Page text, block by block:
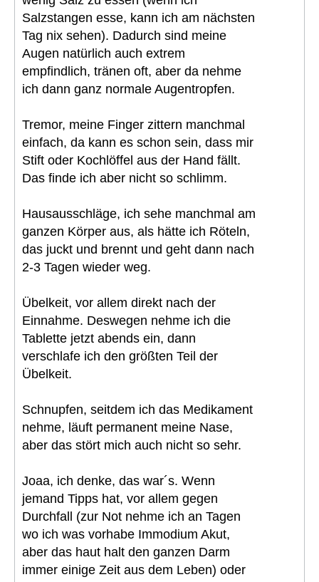
Salzstangen esse, kann ich am nächsten
Tag nix sehen). Dadurch sind meine
Augen natürlich auch extrem
empfindlich, tränen oft, aber da nehme
ich dann ganz normale Augentropfen.
Tremor, meine Finger zittern manchmal
einfach, da kann es schon sein, dass mir
Stift oder Kochlöffel aus der Hand fällt.
Das finde ich aber nicht so schlimm.
Hausausschläge, ich sehe manchmal am
ganzen Körper aus, als hätte ich Röteln,
das juckt und brennt und geht dann nach
2-3 Tagen wieder weg.
Übelkeit, vor allem direkt nach der
Einnahme. Deswegen nehme ich die
Tablette jetzt abends ein, dann
verschlafe ich den größten Teil der
Übelkeit.
Schnupfen, seitdem ich das Medikament
nehme, läuft permanent meine Nase,
aber das stört mich auch nicht so sehr.
Joaa, ich denke, das war´s. Wenn
jemand Tipps hat, vor allem gegen
Durchfall (zur Not nehme ich an Tagen
wo ich was vorhabe Immodium Akut,
aber das haut halt den ganzen Darm
immer einige Zeit aus dem Leben) oder